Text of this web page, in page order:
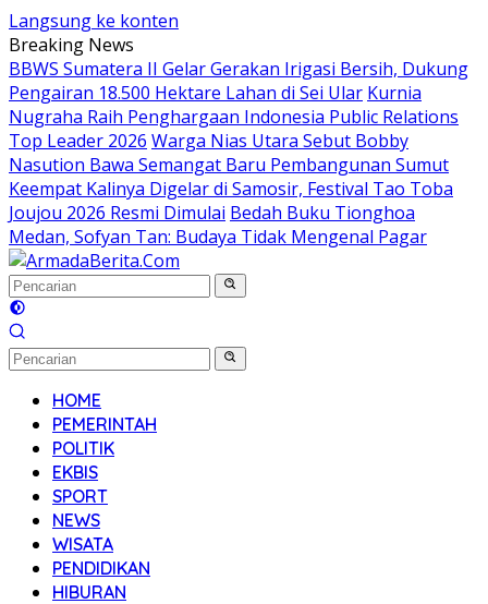
Langsung ke konten
Breaking News
BBWS Sumatera II Gelar Gerakan Irigasi Bersih, Dukung
Pengairan 18.500 Hektare Lahan di Sei Ular Kurnia
Nugraha Raih Penghargaan Indonesia Public Relations
Top Leader 2026 Warga Nias Utara Sebut Bobby
Nasution Bawa Semangat Baru Pembangunan Sumut
Keempat Kalinya Digelar di Samosir, Festival Tao Toba
Joujou 2026 Resmi Dimulai Bedah Buku Tionghoa
Medan, Sofyan Tan: Budaya Tidak Mengenal Pagar
HOME
PEMERINTAH
POLITIK
EKBIS
SPORT
NEWS
WISATA
PENDIDIKAN
HIBURAN